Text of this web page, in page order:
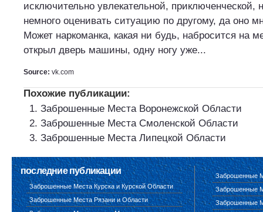
исключительно увлекательной, приключенческой,
немного оценивать ситуацию по другому, да оно
Может наркоманка, какая ни будь, набросится на
открыл дверь машины, одну ногу уже...
Source: vk.com
Похожие публикации:
Заброшенные Места Воронежской Области
Заброшенные Места Смоленской Области
Заброшенные Места Липецкой Области
последние публикации
Заброшенные Места Курска и Курской Области
Заброшенные Места Рязани и Области
Заброшенные
Заброшенные
Заброшенные